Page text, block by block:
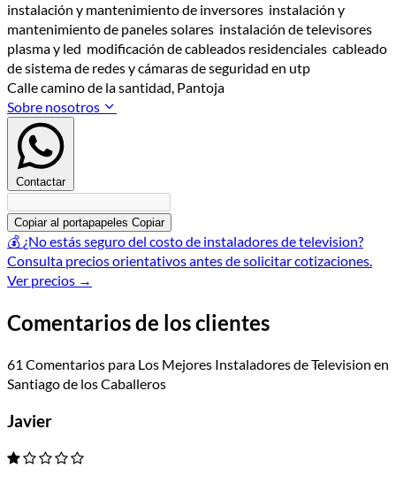
instalación y mantenimiento de inversores instalación y
mantenimiento de paneles solares instalación de televisores
plasma y led modificación de cableados residenciales cableado
de sistema de redes y cámaras de seguridad en utp
Calle camino de la santidad, Pantoja
Sobre nosotros
Contactar
Copiar al portapapeles Copiar
💰 ¿No estás seguro del costo de instaladores de television?
Consulta precios orientativos antes de solicitar cotizaciones.
Ver precios →
Comentarios de los clientes
61 Comentarios para Los Mejores Instaladores de Television en
Santiago de los Caballeros
Javier